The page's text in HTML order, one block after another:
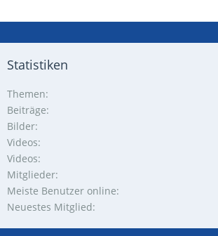
Statistiken
Themen
Beiträge
Bilder
Videos
Videos
Mitglieder
Meiste Benutzer online
Neuestes Mitglied